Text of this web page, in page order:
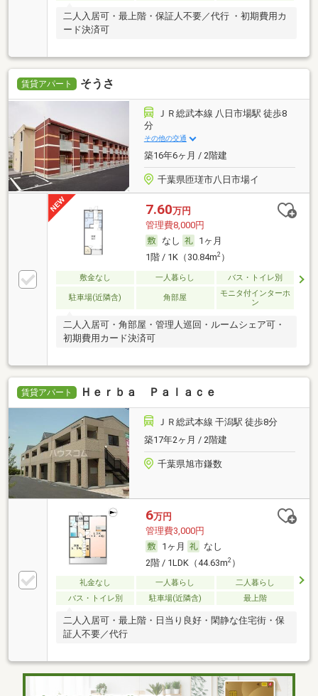
二人入居可・最上階・保証人不要／代行 ・初期費用カ
ード決済可
賃貸アパート そうさ
ＪＲ総武本線 八日市場駅 徒歩8
分
その他の交通
築16年6ヶ月 / 2階建
千葉県匝瑳市八日市場イ
7.60万円
管理費8,000円
なし
1ヶ月
1階 / 1K（30.84m2）
敷金なし 一人暮らし バス・トイレ別
駐車場(近隣含) 角部屋
モニタ付インターホ
ン
二人入居可・角部屋・管理人巡回・ルームシェア可・
初期費用カード決済可
賃貸アパート Ｈｅｒｂａ Ｐａｌａｃｅ
ＪＲ総武本線 干潟駅 徒歩8分
築17年2ヶ月 / 2階建
千葉県旭市鎌数
6万円
管理費3,000円
1ヶ月
なし
2階 / 1LDK（44.63m2）
礼金なし 一人暮らし
二人暮らし
バス・トイレ別
駐車場(近隣含) 最上階
二人入居可・最上階・日当り良好・閑静な住宅街・保
証人不要／代行